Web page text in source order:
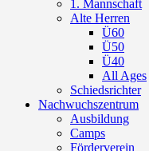
1. Mannschaft
Alte Herren
Ü60
Ü50
Ü40
All Ages
Schiedsrichter
Nachwuchszentrum
Ausbildung
Camps
Förderverein